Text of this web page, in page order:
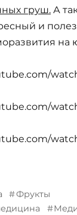
груш. А
и
на
Фрукты